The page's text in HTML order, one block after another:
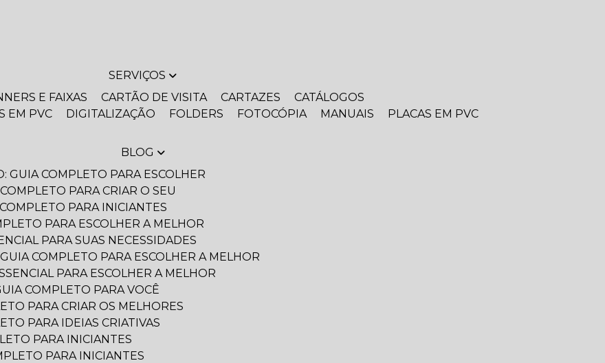
SERVIÇOS
E FAIXAS CARTÃO DE VISITA CARTAZES
CATÁLOGOS
EM PVC DIGITALIZAÇÃO FOLDERS FOTOCÓPIA MANUAIS
PLACAS EM PVC
BLOG
GUIA COMPLETO PARA ESCOLHER
PARA CRIAR O SEU
PARA INICIANTES
PARA ESCOLHER A MELHOR
PARA SUAS NECESSIDADES
COMPLETO PARA ESCOLHER A MELHOR
PARA ESCOLHER A MELHOR
COMPLETO PARA VOCÊ
PARA CRIAR OS MELHORES
PARA IDEIAS CRIATIVAS
PARA INICIANTES
PARA INICIANTES